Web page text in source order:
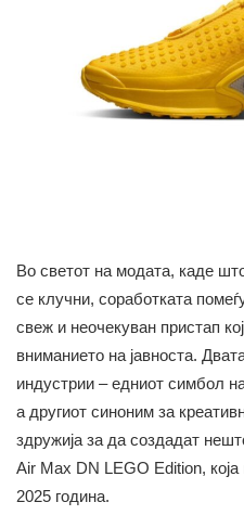
Во светот на модата, каде
се клучни, соработката
свеж и неочекуван пристап
вниманието на јавноста.
индустрии – едниот симбол
а другиот синоним за
здружија за да создадат
Air Max DN LEGO Edition,
2025 година.